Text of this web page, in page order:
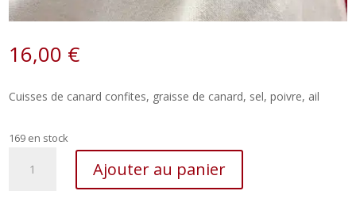
16,00 €
Cuisses de canard confites, graisse de canard, sel, poivre, ail
169 en stock
Ajouter au panier